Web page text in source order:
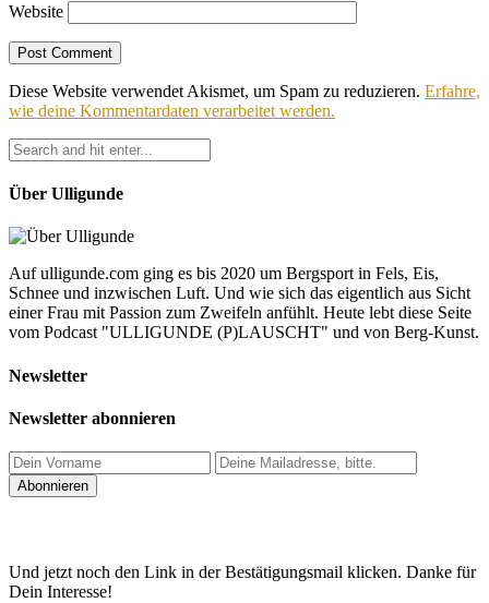
Website
Diese Website verwendet Akismet, um Spam zu reduzieren. Erfahre,
wie deine Kommentardaten verarbeitet werden.
Über Ulligunde
Auf ulligunde.com ging es bis 2020 um Bergsport in Fels, Eis,
Schnee und inzwischen Luft. Und wie sich das eigentlich aus Sicht
einer Frau mit Passion zum Zweifeln anfühlt. Heute lebt diese Seite
vom Podcast "ULLIGUNDE (P)LAUSCHT" und von Berg-Kunst.
Newsletter
Newsletter abonnieren
Und jetzt noch den Link in der Bestätigungsmail klicken. Danke für
Dein Interesse!